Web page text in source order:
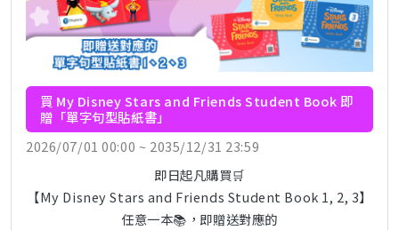
買 My Disney Stars and Friends Student Book 即
贈「單字句型貼紙書」
2026/07/01 00:00 ~ 2035/12/31 23:59
即日起凡購買🛒
【My Disney Stars and Friends Student Book 1, 2, 3】
任意一本📚，即贈送對應的